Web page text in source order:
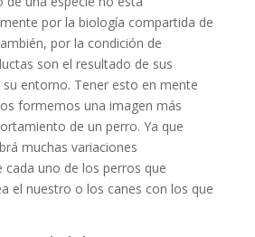
por la biología compartida de
por la condición de
son el resultado de sus
su entorno. Tener esto en mente
formemos una imagen más
de un perro. Ya que
muchas variaciones
cada uno de los perros que
el nuestro o los canes con los que